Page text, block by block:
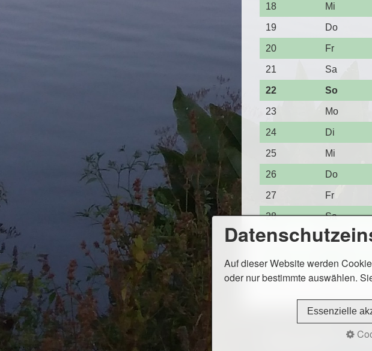
18 Mi
19 Do
20 Fr
21 Sa
22 So
23 Mo
24 Di
25 Mi
26 Do
27 Fr
28 Sa
29 So
30 Mo
31 Di
Impressum
Auf dieser Website werden
oder nur bestimmte auswählen.
Essenzielle